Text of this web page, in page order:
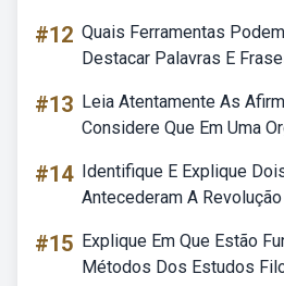
#12 Quais Ferramentas
Destacar Palavras E
#13 Leia Atentamente As
Considere Que Em Uma
#14 Identifique E Explique
Antecederam A
#15 Explique Em Que Estão
Métodos Dos Estudos